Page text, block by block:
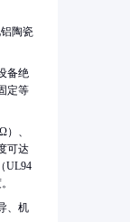
陶瓷
备绝
定等
）、
可达
UL94
、机